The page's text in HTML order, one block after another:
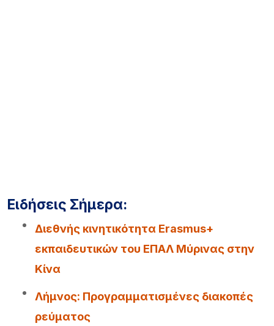
Ειδήσεις Σήμερα:
Διεθνής κινητικότητα Erasmus+
εκπαιδευτικών του ΕΠΑΛ Μύρινας στην
Κίνα
Λήμνος: Προγραμματισμένες διακοπές
ρεύματος